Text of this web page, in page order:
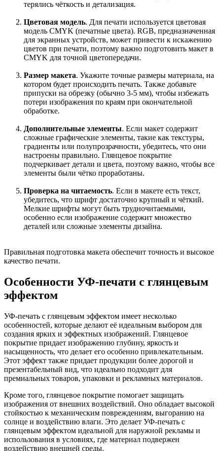
терялись чёткость и детализация.
Цветовая модель. Для печати используется цветовая
модель CMYK (печатные цвета). RGB, предназначенная
для экранных устройств, может привести к искажению
цветов при печати, поэтому важно подготовить макет в
CMYK для точной цветопередачи.
Размер макета. Укажите точные размеры материала, на
котором будет происходить печать. Также добавьте
припуски на обрезку (обычно 3-5 мм), чтобы избежать
потери изображения по краям при окончательной
обработке.
Дополнительные элементы. Если макет содержит
сложные графические элементы, такие как текстуры,
градиенты или полупрозрачности, убедитесь, что они
настроены правильно. Глянцевое покрытие
подчеркивает детали и цвета, поэтому важно, чтобы все
элементы были чётко проработаны.
Проверка на читаемость. Если в макете есть текст,
убедитесь, что шрифт достаточно крупный и чёткий.
Мелкие шрифты могут быть трудночитаемыми,
особенно если изображение содержит множество
деталей или сложные элементы дизайна.
Правильная подготовка макета обеспечит точность и высокое
качество печати.
Особенности УФ-печати с глянцевым
эффектом
УФ-печать с глянцевым эффектом имеет несколько
особенностей, которые делают её идеальным выбором для
создания ярких и эффектных изображений. Глянцевое
покрытие придает изображению глубину, яркость и
насыщенность, что делает его особенно привлекательным.
Этот эффект также придает продукции более дорогой и
презентабельный вид, что идеально подходит для
премиальных товаров, упаковки и рекламных материалов.
Кроме того, глянцевое покрытие помогает защищать
изображения от внешних воздействий. Оно обладает высокой
стойкостью к механическим повреждениям, выгоранию на
солнце и воздействию влаги. Это делает УФ-печать с
глянцевым эффектом идеальной для наружной рекламы и
использования в условиях, где материал подвержен
воздействию внешней среды.